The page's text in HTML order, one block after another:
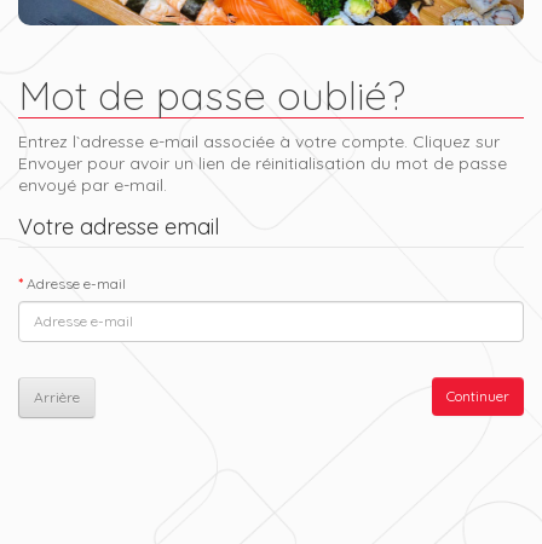
Mot de passe oublié?
Entrez l`adresse e-mail associée à votre compte. Cliquez sur
Envoyer pour avoir un lien de réinitialisation du mot de passe
envoyé par e-mail.
Votre adresse email
Adresse e-mail
Arrière